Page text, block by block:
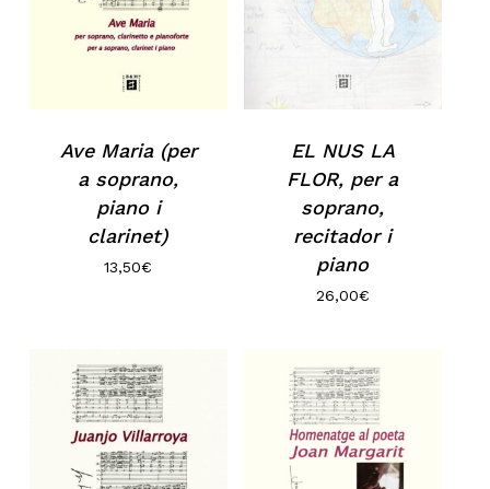
Ave Maria (per
a soprano,
piano i
clarinet)
13,50€
EL NUS LA
FLOR, per a
soprano,
recitador i
piano
26,00€